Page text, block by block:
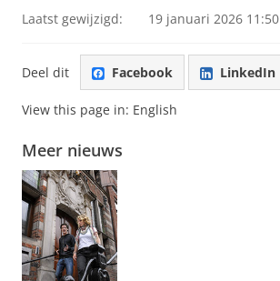
Laatst gewijzigd: 19 januari 2026 11:50
Deel dit Facebook LinkedIn
View this page in: English
Meer nieuws